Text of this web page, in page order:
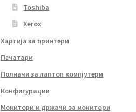
Toshiba
Xerox
Хартија за принтери
Печатари
Полначи за лаптоп компјутери
Конфигурации
Монитори и држачи за монитори